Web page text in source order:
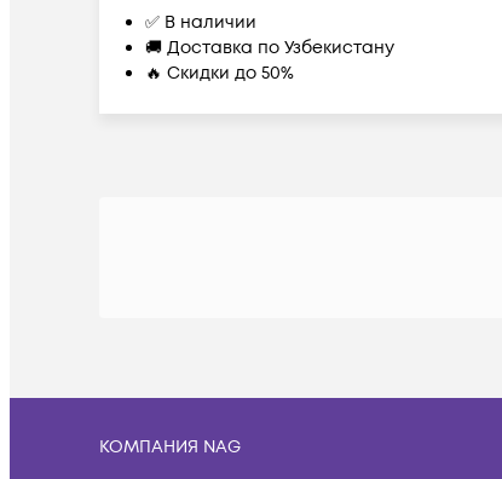
✅ В наличии
🚚 Доставка по Узбекистану
🔥 Скидки до 50%
КОМПАНИЯ NAG